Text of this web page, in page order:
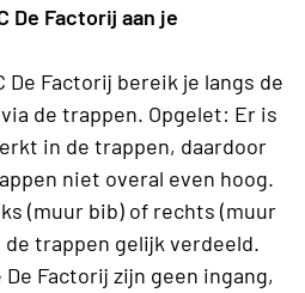
De Factorij aan je
De Factorij bereik je langs de
de trappen. Opgelet: Er is
in de trappen, daardoor
niet overal even hoog.
(muur bib) of rechts (muur
de trappen gelijk verdeeld.
Factorij zijn geen ingang,